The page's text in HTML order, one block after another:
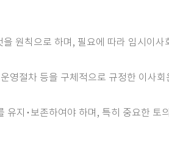
원칙으로 하며, 필요에 따라 임시이사
영절차 등을 구체적으로 규정한 이사회
지･보존하여야 하며, 특히 중요한